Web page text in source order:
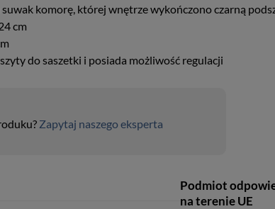
komorę, której wnętrze wykończono czarną
cm
do saszetki i posiada możliwość regulacji
Zapytaj naszego eksperta
Podmiot
na terenie UE